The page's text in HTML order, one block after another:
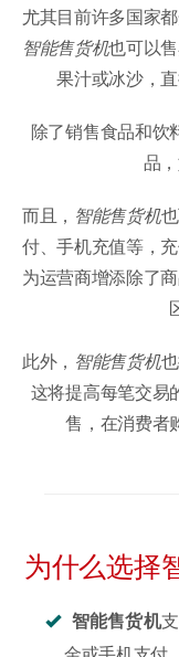
尤其目前许多国家
智能售货机也可以
果汁或冰沙，
除了销售食品和饮
品
而且， 智能售货机
付、手机充值等，
为运营商增添除了
此外， 智能售货机
这将提高每笔交易
售，在消费者
为什么选择
智能售货机